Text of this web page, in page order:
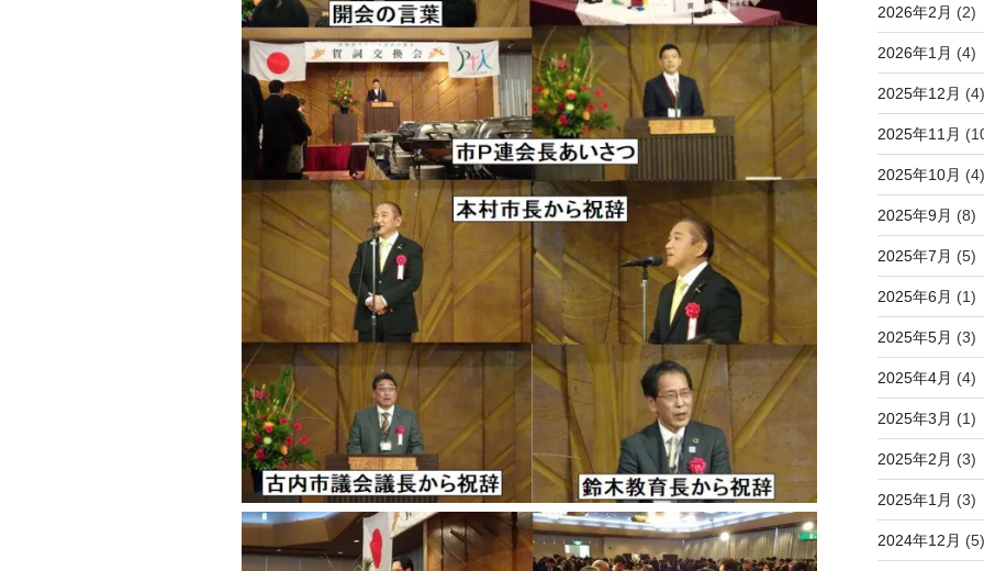
2026年2月 (2)
2026年1月 (4)
2025年12月 (4)
2025年11月
2025年10月 (4)
2025年9月 (8)
2025年7月 (5)
2025年6月 (1)
2025年5月 (3)
2025年4月 (4)
2025年3月 (1)
2025年2月 (3)
2025年1月 (3)
2024年12月 (5)